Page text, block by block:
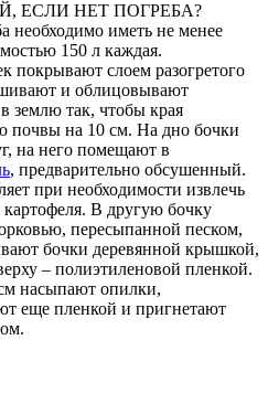
ЕСЛИ НЕТ ПОГРЕБА?
необходимо иметь не менее
150 л каждая.
покрывают слоем разогретого
и облицовывают
землю так, чтобы края
почвы на 10 см. На дно бочки
на него помещают в
, предварительно обсушенный.
при необходимости извлечь
В другую бочку
пересыпанной песком,
бочки деревянной крышкой,
– полиэтиленовой пленкой.
насыпают опилки,
еще пленкой и пригнетают